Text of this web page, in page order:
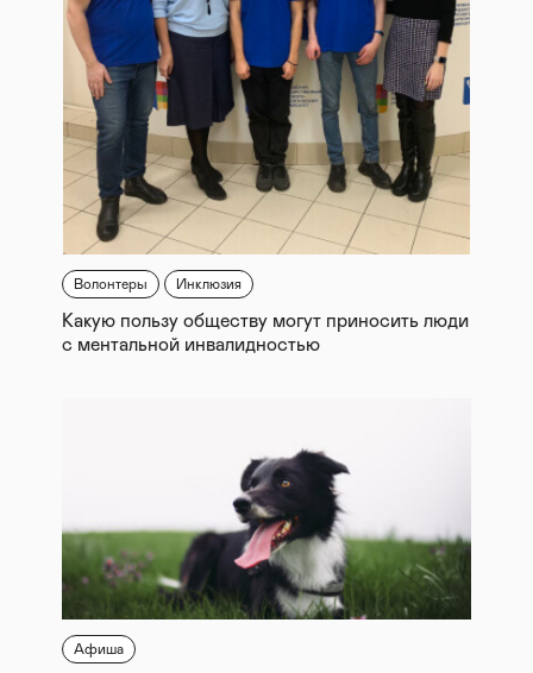
Волонтеры Инклюзия
Какую пользу обществу могут приносить люди
с ментальной инвалидностью
Афиша